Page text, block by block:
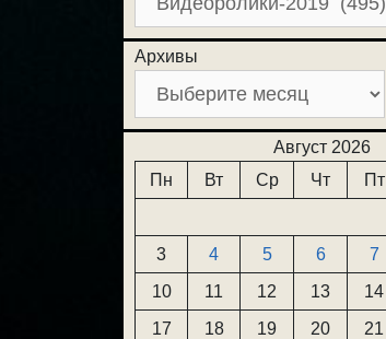
Архивы
Август 2026
Пн
Вт Ср Чт Пт
3
4 5 6 7
10
11 12 13 14
17
18 19 20 21